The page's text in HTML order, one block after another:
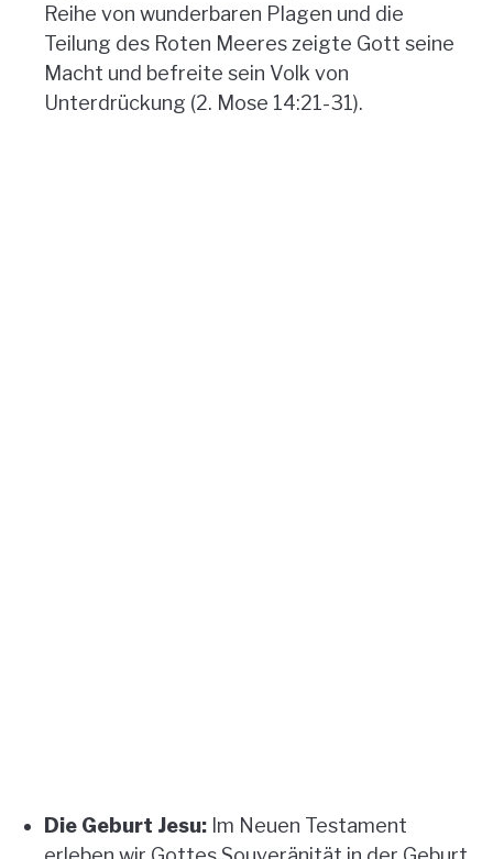
Reihe von wunderbaren Plagen und die
Teilung des Roten Meeres zeigte Gott seine
Macht und befreite sein Volk von
Unterdrückung (2. Mose 14:21-31).
Die Geburt Jesu: Im Neuen Testament